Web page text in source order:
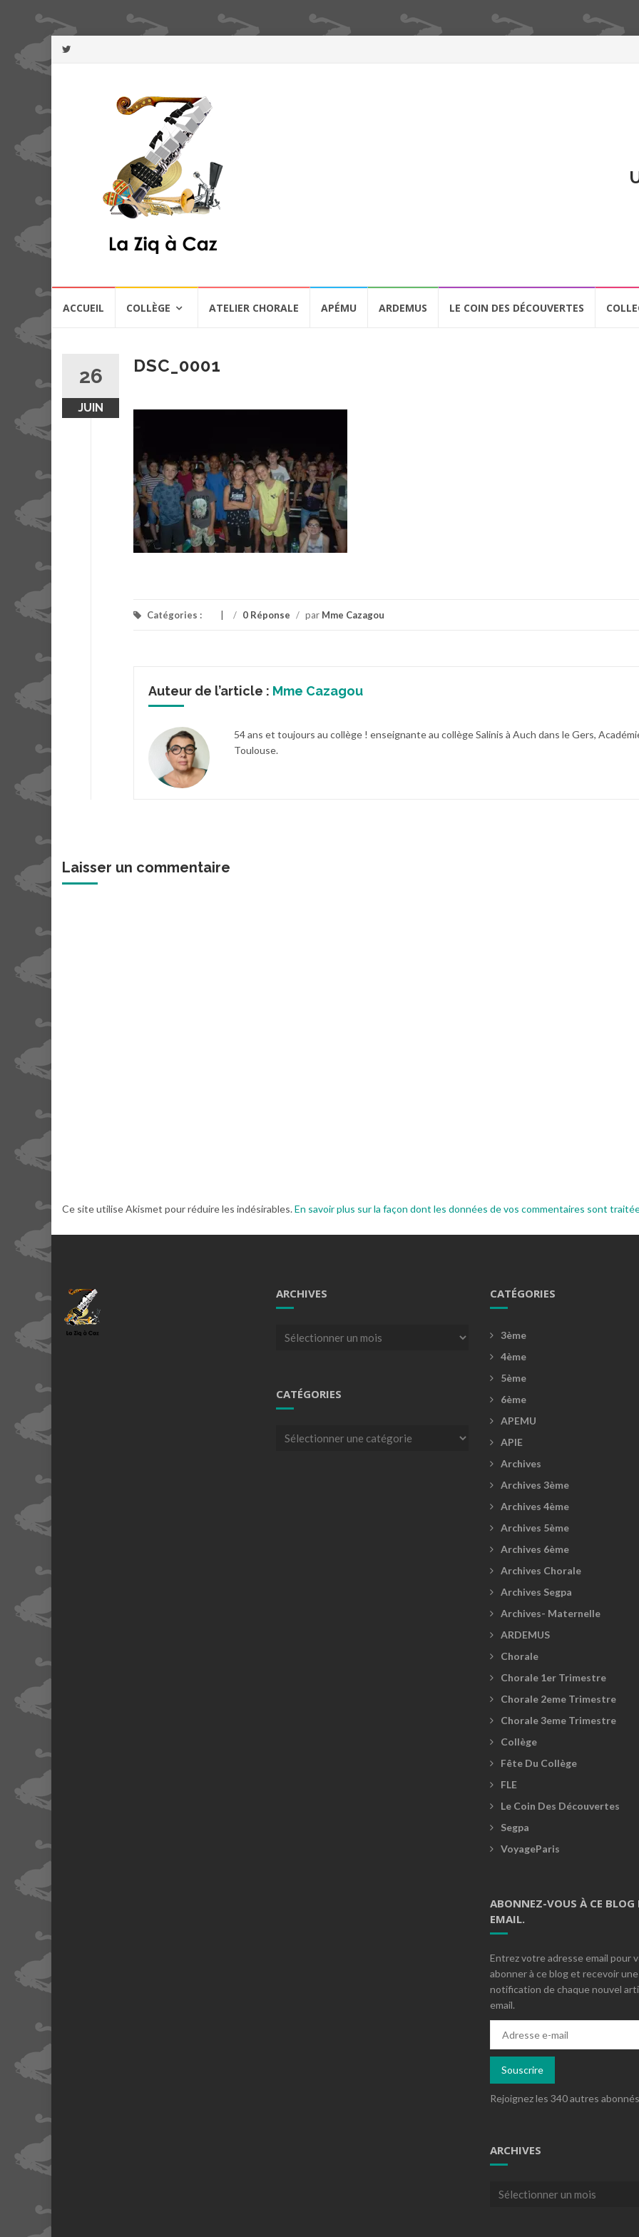
ACCUEIL COLLÈGE ATELIER CHORALE APÉMU ARDEMUS LE COIN DES DÉCOUVERTES
26
JUIN
DSC_0001
Catégories : / 0 Réponse / par Mme Cazagou
Auteur de l’article : Mme Cazagou
54 ans et toujours au collège ! enseignante au collège Salinis à Auch dans le Gers,
Toulouse.
Laisser un commentaire
Ce site utilise Akismet pour réduire les indésirables.En savoir plus sur la façon dont les données de vos commentaires sont
ARCHIVES
Archives
CATÉGORIES
Catégories
CATÉGORIES
3ème
4ème
5ème
6ème
APEMU
APIE
Archives
Archives 3ème
Archives 4ème
Archives 5ème
Archives 6ème
Archives Chorale
Archives Segpa
Archives- Maternelle
ARDEMUS
Chorale
Chorale 1er Trimestre
Chorale 2eme Trimestre
Chorale 3eme Trimestre
Collège
Fête Du Collège
FLE
Le Coin Des Découvertes
Segpa
VoyageParis
ABONNEZ-VOUS À CE BLOG
EMAIL.
Entrez votre adresse email pour
abonner à ce blog et recevoir une
notification de chaque nouvel
email.
mail
Souscrire
Rejoignez les 340 autres abonnés
ARCHIVES
Archives